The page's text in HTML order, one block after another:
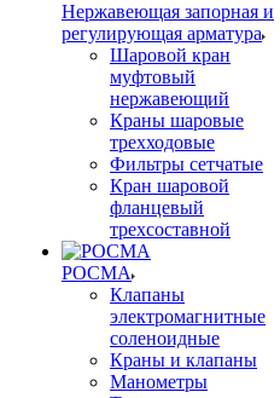
Нержавеющая запорная и
регулирующая арматура
Шаровой кран
муфтовый
нержавеющий
Краны шаровые
трехходовые
Фильтры сетчатые
Кран шаровой
фланцевый
трехсоставной
РОСМА
Клапаны
электромагнитные
соленоидные
Краны и клапаны
Манометры